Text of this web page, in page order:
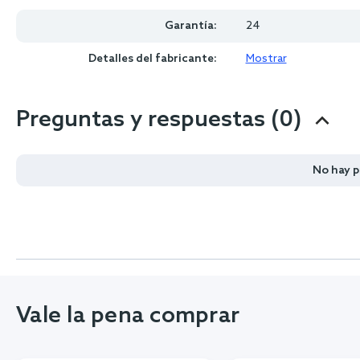
Garantía: 24
Detalles del fabricante: Mostrar
Preguntas y respuestas (0)
No hay
Vale la pena comprar